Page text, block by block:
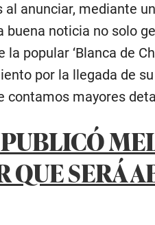
al anunciar, mediante
buena noticia no solo
popular ‘Blanca de
por la llegada de
contamos mayores
QUE SERÁ